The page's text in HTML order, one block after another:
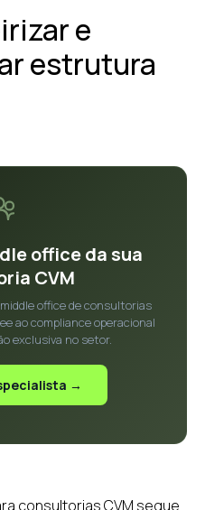
e
estrutura
office da sua
CVM
office de consultorias
ao compliance operacional
exclusiva no setor.
→
consultorias CVM segue